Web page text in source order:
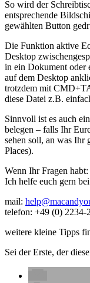
So wird der
entsprechende
gewählten Button
Die Funktion aktive
Desktop
in ein Dokument oder
auf dem Desktop
trotzdem mit
diese Datei z.B.
Sinnvoll ist es auch
belegen – falls Ihr
sehen soll, an was Ihr
Places).
Wenn Ihr Fragen habt:
Ich helfe euch gern
mail:
telefon: +49 (0) 2234-
weitere kleine Tipps
Sei der Erste, der